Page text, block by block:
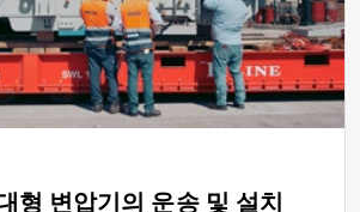
형 변압기의 운송 및 설치